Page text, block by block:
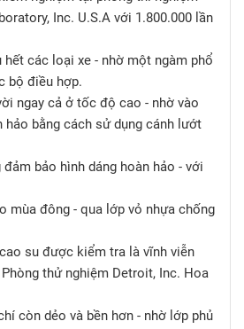
Inc. U.S.A với 1.800.000 lần
hết các loại xe - nhờ một ngàm phổ
bộ điều hợp.
ngay cả ở tốc độ cao - nhờ vào
hảo bằng cách sử dụng cánh lướt
bảo hình dáng hoàn hảo - với
mùa đông - qua lớp vỏ nhựa chống
su được kiểm tra là vĩnh viễn
thử nghiệm Detroit, Inc. Hoa
còn dẻo và bền hơn - nhờ lớp phủ